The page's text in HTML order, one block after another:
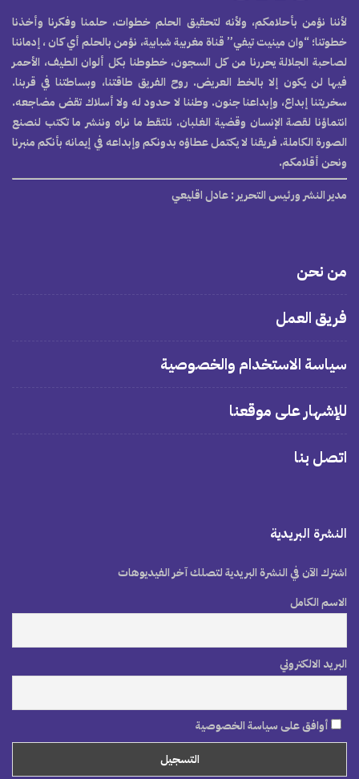
لأننا نؤمن بأحلامكم، ولأنه لتحقيق الحلم خطوات، حلمنا وفكرنا وأخذنا
خطوتنا؛ “وان مينيت تيفي” قناة مغربية شبابية، نؤمن بالحلم أي كان ، إدماننا
لصاحبة الجلالة يحررنا من كل السجون، خطوطنا بكل ألوان الطيف، الأحمر
فيها لن يكون إلا بالخط العريض. روح الفريق طاقتنا، وبساطتنا في قربنا.
سخريتنا إبداع، وإبداعنا جنون. وطننا لا حدود له ولا أسلاك تقض مضاجعه.
انتماؤنا لقصة الإنسان وقضية الغلبان. نلتقط ما نراه وننشر ما تكتب لنصنع
الصورة الكاملة. فريقنا لا يكتمل عطاؤه بدونكم وإبداعه في إيمانه بأنكم منبرنا
ونحن أقلامكم.
مدير النشر ورئيس التحرير : عادل اقليعي
من نحن
فريق العمل
سياسة الاستخدام والخصوصية
للإشهار على موقعنا
اتصل بنا
النشرة البريدية
اشترك الآن في النشرة البريدية لتصلك آخر الفيديوهات
الاسم الكامل
البريد الالكتروني
أوافق على سياسة الخصوصية